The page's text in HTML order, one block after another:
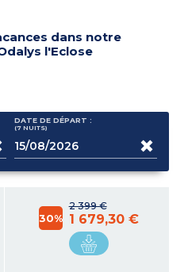
dans notre
l'Eclose
DATE DE DÉPART :
(7 NUITS)
2 399 €
30% 1 679,30 €